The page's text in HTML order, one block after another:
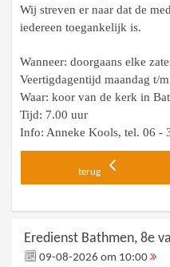
Wij streven er naar dat de
iedereen toegankelijk is.
Wanneer: doorgaans elke
Veertigdagentijd maandag t/
Waar: koor van de kerk in
Tijd: 7.00 uur
Info: Anneke Kools, tel. 06 -
terug
Eredienst Bathmen, 8e
09-08-2026 om 10:00